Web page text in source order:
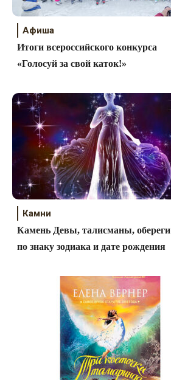
Афиша
Итоги всероссийского конкурса
«Голосуй за свой каток!»
Камни
Камень Девы, талисманы, обереги
по знаку зодиака и дате рождения